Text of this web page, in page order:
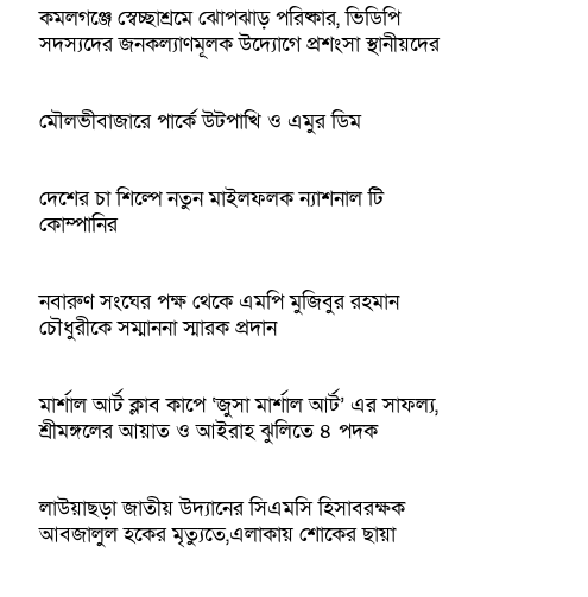
কমলগঞ্জে স্বেচ্ছাশ্রমে ঝোপঝাড় পরিষ্কার, ভিডিপি
সদস্যদের জনকল্যাণমূলক উদ্যোগে প্রশংসা স্থানীয়দের
মৌলভীবাজারে পার্কে উটপাখি ও এমুর ডিম
দেশের চা শিল্পে নতুন মাইলফলক ন্যাশনাল টি
কোম্পানির
নবারুণ সংঘের পক্ষ থেকে এমপি মুজিবুর রহমান
চৌধুরীকে সম্মাননা স্মারক প্রদান
মার্শাল আর্ট ক্লাব কাপে ‘জুসা মার্শাল আর্ট’ এর সাফল্য,
শ্রীমঙ্গলের আয়াত ও আইরাহ ঝুলিতে ৪ পদক
লাউয়াছড়া জাতীয় উদ্যানের সিএমসি হিসাবরক্ষক
আবজালুল হকের মৃত্যুতে,এলাকায় শোকের ছায়া